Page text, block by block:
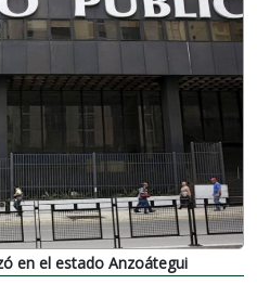
en el estado Anzoátegui